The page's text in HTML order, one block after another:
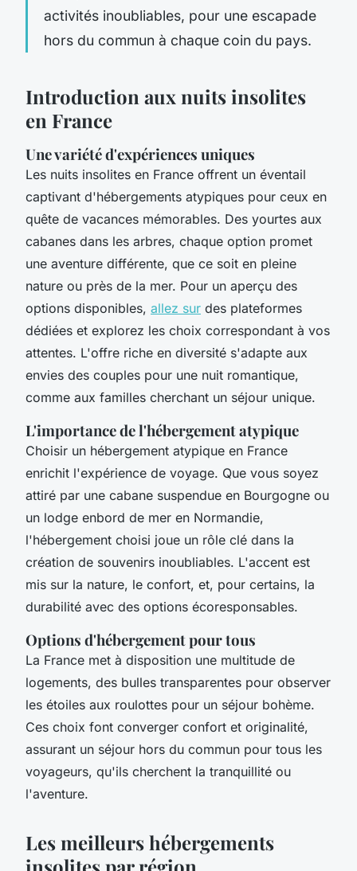
activités inoubliables, pour une escapade
hors du commun à chaque coin du pays.
Introduction aux nuits insolites
en France
Une variété d'expériences uniques
Les nuits insolites en France offrent un éventail
captivant d'hébergements atypiques pour ceux en
quête de vacances mémorables. Des yourtes aux
cabanes dans les arbres, chaque option promet
une aventure différente, que ce soit en pleine
nature ou près de la mer. Pour un aperçu des
options disponibles, allez sur des plateformes
dédiées et explorez les choix correspondant à vos
attentes. L'offre riche en diversité s'adapte aux
envies des couples pour une nuit romantique,
comme aux familles cherchant un séjour unique.
L'importance de l'hébergement atypique
Choisir un hébergement atypique en France
enrichit l'expérience de voyage. Que vous soyez
attiré par une cabane suspendue en Bourgogne ou
un lodge enbord de mer en Normandie,
l'hébergement choisi joue un rôle clé dans la
création de souvenirs inoubliables. L'accent est
mis sur la nature, le confort, et, pour certains, la
durabilité avec des options écoresponsables.
Options d'hébergement pour tous
La France met à disposition une multitude de
logements, des bulles transparentes pour observer
les étoiles aux roulottes pour un séjour bohème.
Ces choix font converger confort et originalité,
assurant un séjour hors du commun pour tous les
voyageurs, qu'ils cherchent la tranquillité ou
l'aventure.
Les meilleurs hébergements